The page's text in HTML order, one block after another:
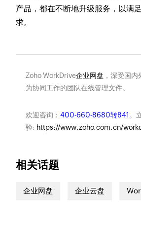
产品，都在不断地升级服务，以满
求。
Zoho WorkDrive企业网盘 ，深受国内
为协同工作的团队在线管理文件。
欢迎咨询： 400-660-8680转841 。
验: https://www.zoho.com.cn/
相关话题
企业网盘 企业云盘